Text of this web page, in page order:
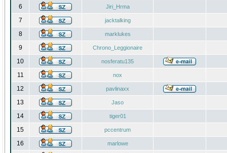
6
Jiri_Hrma
7 jacktalking
8 marklukes
9 Chrono_Leggionaire
10 nosferatu135
11 nox
12 pavlinaxx
13 Jaso
14 tiger01
15 pccentrum
16 marlowe